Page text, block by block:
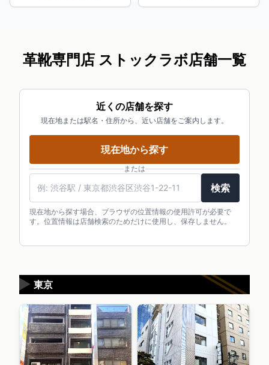
革靴専門店 ストックラボ店舗一覧
近くの店舗を探す
現在地または駅名・住所から、近い店舗をご案内します。
現在地から探す
または
検索
現在地から探す場合、ブラウザの位置情報の使用許可が必要で
す。位置情報は店舗検索のためだけに使用し、保存しません。
東京
▶